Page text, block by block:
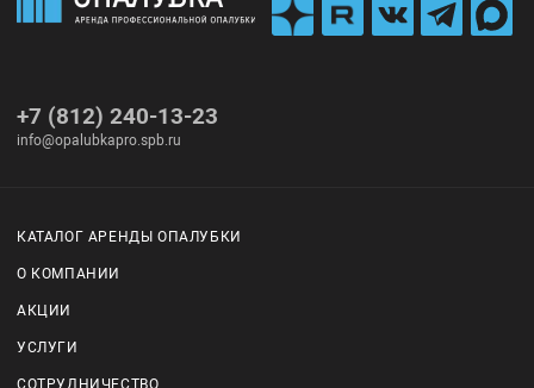
+7 (812) 240-13-23
info@opalubkapro.spb.ru
КАТАЛОГ АРЕНДЫ ОПАЛУБКИ
О КОМПАНИИ
АКЦИИ
УСЛУГИ